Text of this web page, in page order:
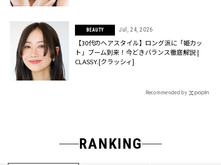
BEAUTY Jul, 24, 2026
【30代のヘアスタイル】ロング派に「姫カッ
ト」ブーム到来！今どきバランス徹底解説 |
CLASSY.[クラッシィ]
Recommended by
RANKING